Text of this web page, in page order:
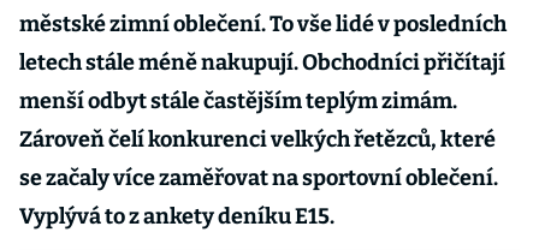
městské zimní oblečení. To vše lidé v posledních
letech stále méně nakupují. Obchodníci přičítají
menší odbyt stále častějším teplým zimám.
Zároveň čelí konkurenci velkých řetězců, které
se začaly více zaměřovat na sportovní oblečení.
Vyplývá to z ankety deníku E15.